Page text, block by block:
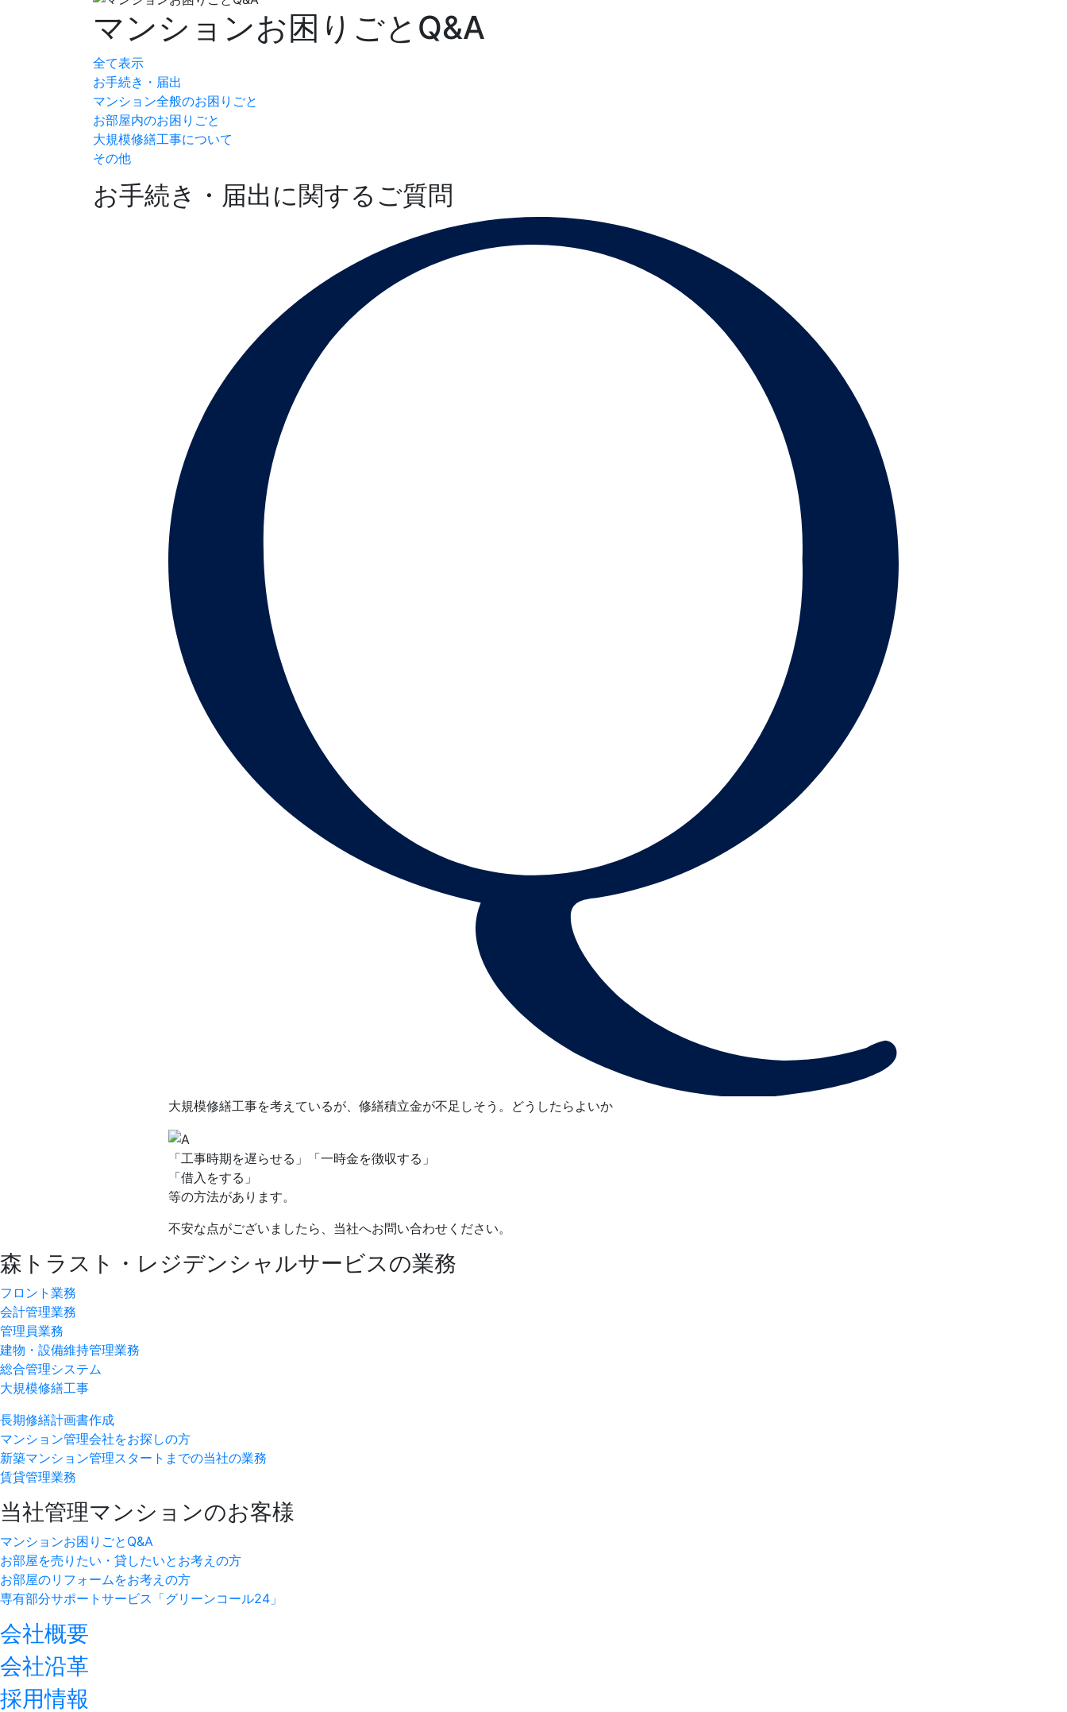
マンションお困りごとQ&A
全て表示
お手続き・届出
マンション全般のお困りごと
お部屋内のお困りごと
大規模修繕工事について
その他
お手続き・届出に関するご質問
大規模修繕工事を考えているが、修繕積立金が不足しそう。どうしたらよいか
「工事時期を遅らせる」「一時金を徴収する」
「借入をする」
等の方法があります。
不安な点がございましたら、当社へお問い合わせください。
森トラスト・レジデンシャルサービスの業務
フロント業務
会計管理業務
管理員業務
建物・設備維持管理業務
総合管理システム
大規模修繕工事
長期修繕計画書作成
マンション管理会社をお探しの方
新築マンション管理スタートまでの当社の業務
賃貸管理業務
当社管理マンションのお客様
マンションお困りごとQ&A
お部屋を売りたい・貸したいとお考えの方
お部屋のリフォームをお考えの方
専有部分サポートサービス「グリーンコール24」
会社概要
会社沿革
採用情報